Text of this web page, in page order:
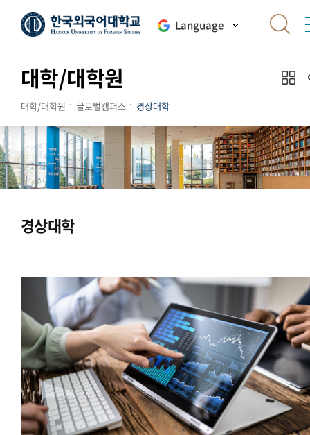
Language
대학/대학원
대학/대학원 글로벌캠퍼스 경상대학
경상대학